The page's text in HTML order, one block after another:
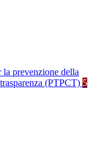
la prevenzione della
(PTPCT) 5